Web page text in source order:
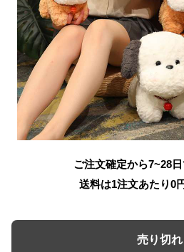
ご注文確定から7~28
送料は1注文あたり0
売り切れ